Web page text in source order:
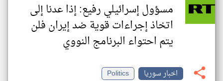
مسؤول إسرائيلي رفيع: إذا عدنا إلى
اتخاذ إجراءات قوية ضد إيران فلن
يتم احتواء البرنامج النووي
اخبار سوريا
Politics